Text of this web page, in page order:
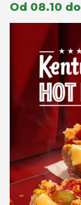
Od 08.10